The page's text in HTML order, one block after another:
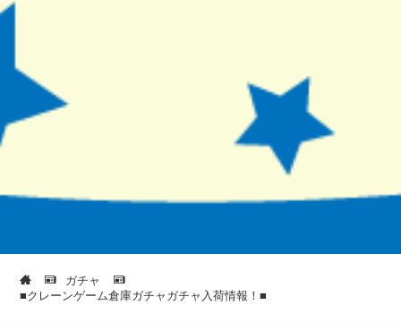
ガチャ
■クレーンゲーム倉庫ガチャガチャ入荷情報！■